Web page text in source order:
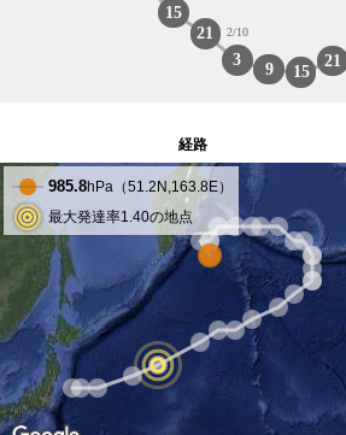
15
21
3
2/10
9 15
21
経路
985.8hPa（51.2N,163.8 E）
最大発達率1.40の地点